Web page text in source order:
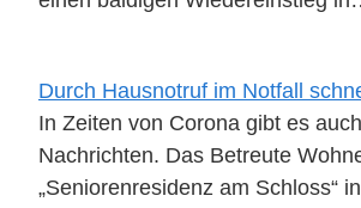
Durch Hausnotruf im Notfall
In Zeiten von Corona gibt es
Nachrichten. Das Betreute
„Seniorenresidenz am Schloss“